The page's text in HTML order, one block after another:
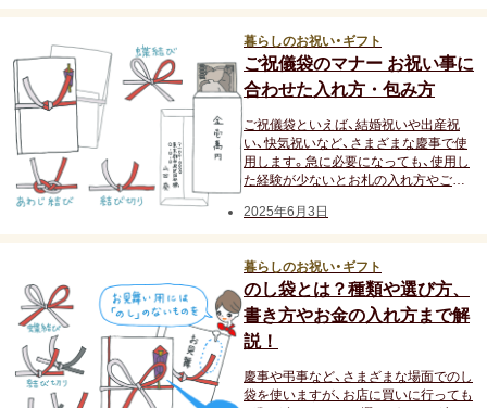
母の日
父の日
敬老の日
こどもの日
孫の日
暮らしのお祝い・ギフト
ご祝儀袋のマナー お祝い事に
合わせた入れ方・包み方
ご祝儀袋といえば、結婚祝いや出産祝
い、快気祝いなど、さまざまな慶事で使
用します。急に必要になっても、使用し
た経験が少ないとお札の入れ方やご祝
ね。ここではケース別にふさわしいご
2025年6月3日
暮らしのお祝い・ギフト
のし袋とは？種類や選び方、
書き方やお金の入れ方まで解
説！
慶事や弔事など、さまざまな場面でのし
袋を使いますが、お店に買いに行っても